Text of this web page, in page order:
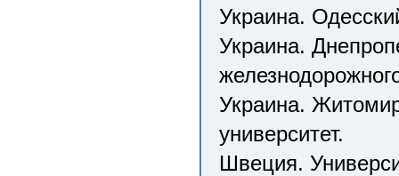
Украина.
Украина.
Украина.
университет.
Швеция.